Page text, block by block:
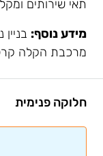
תאי שירותים
מידע נוסף:
מרכבת הקלה
חלוקה פנימית